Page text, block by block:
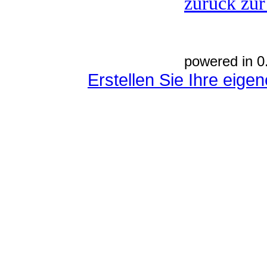
powered in
Erstellen Sie Ihre